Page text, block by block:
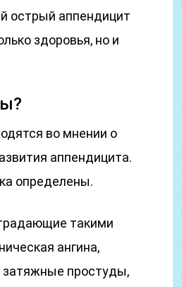
острый аппендицит
здоровья, но и
во мнении о
аппендицита.
определены.
такими
ангина,
затяжные простуды,